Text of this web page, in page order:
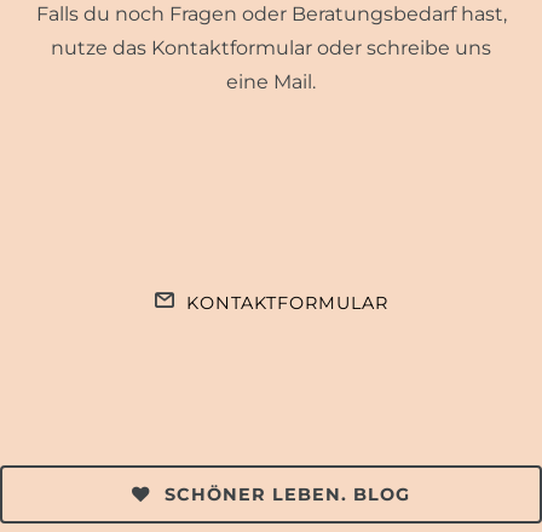
Falls du noch Fragen oder Beratungsbedarf hast,
nutze das Kontaktformular oder schreibe uns
eine Mail.
KONTAKTFORMULAR
SCHÖNER LEBEN. BLOG